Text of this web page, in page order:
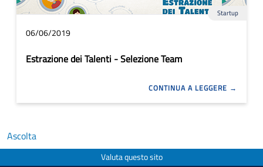
Startup
06/06/2019
Estrazione dei Talenti - Selezione Team
CONTINUA A LEGGERE
Ascolta
Valuta questo sito